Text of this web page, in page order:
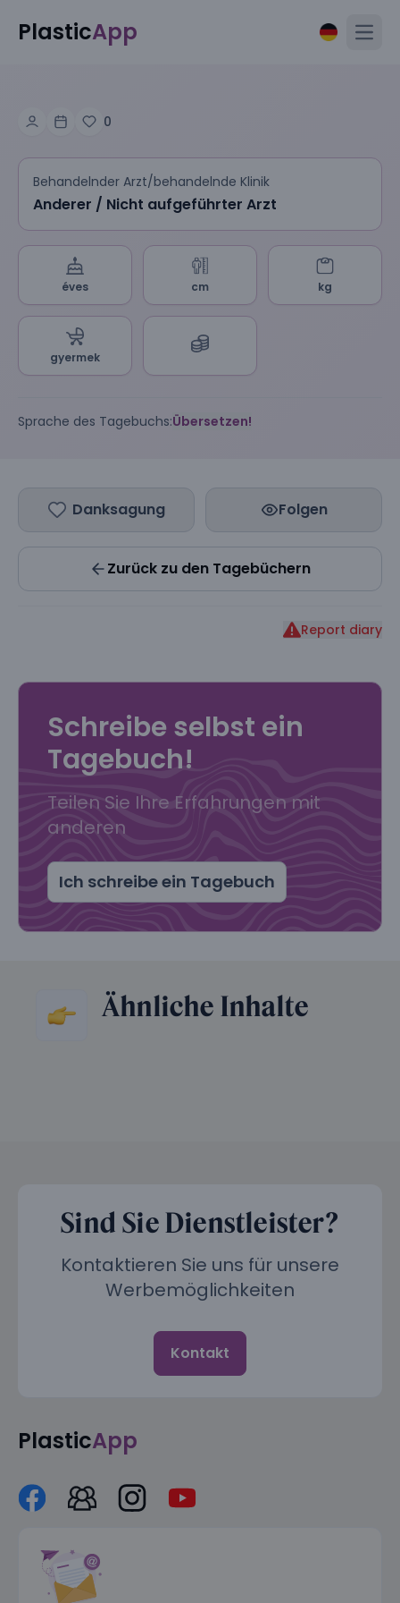
PlasticApp
0
Behandelnder Arzt/behandelnde Klinik
Anderer / Nicht aufgeführter Arzt
éves cm kg
gyermek
Sprache des Tagebuchs:Übersetzen!
Danksagung Folgen
Zurück zu den Tagebüchern
Report diary
Schreibe selbst ein
Tagebuch!
Teilen Sie Ihre Erfahrungen mit
anderen
Ich schreibe ein Tagebuch
Ähnliche Inhalte
Sind Sie Dienstleister?
Kontaktieren Sie uns für unsere
Werbemöglichkeiten
Kontakt
PlasticApp